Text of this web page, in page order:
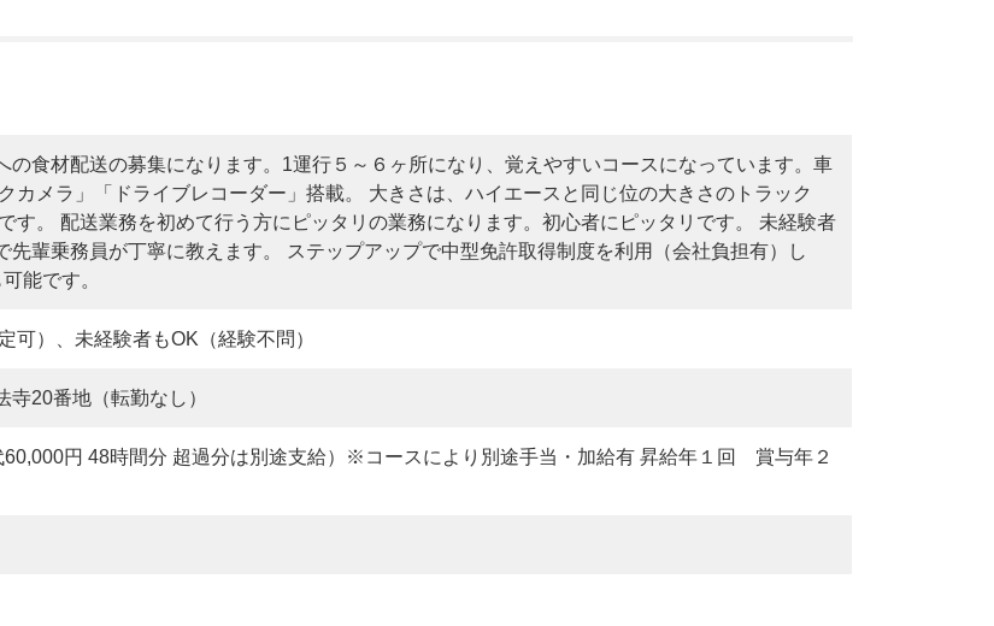
の食材配送の募集になります。1運行５～６ヶ所になり、覚えやすいコースになっています。車
カメラ」「ドライブレコーダー」搭載。 大きさは、ハイエースと同じ位の大きさのトラック
す。 配送業務を初めて行う方にピッタリの業務になります。初心者にピッタリです。 未経験者
先輩乗務員が丁寧に教えます。 ステップアップで中型免許取得制度を利用（会社負担有）し
能です。
可）、未経験者もOK（経験不問）
20番地（転勤なし）
60,000円 48時間分 超過分は別途支給）※コースにより別途手当・加給有 昇給年１回 賞与年２